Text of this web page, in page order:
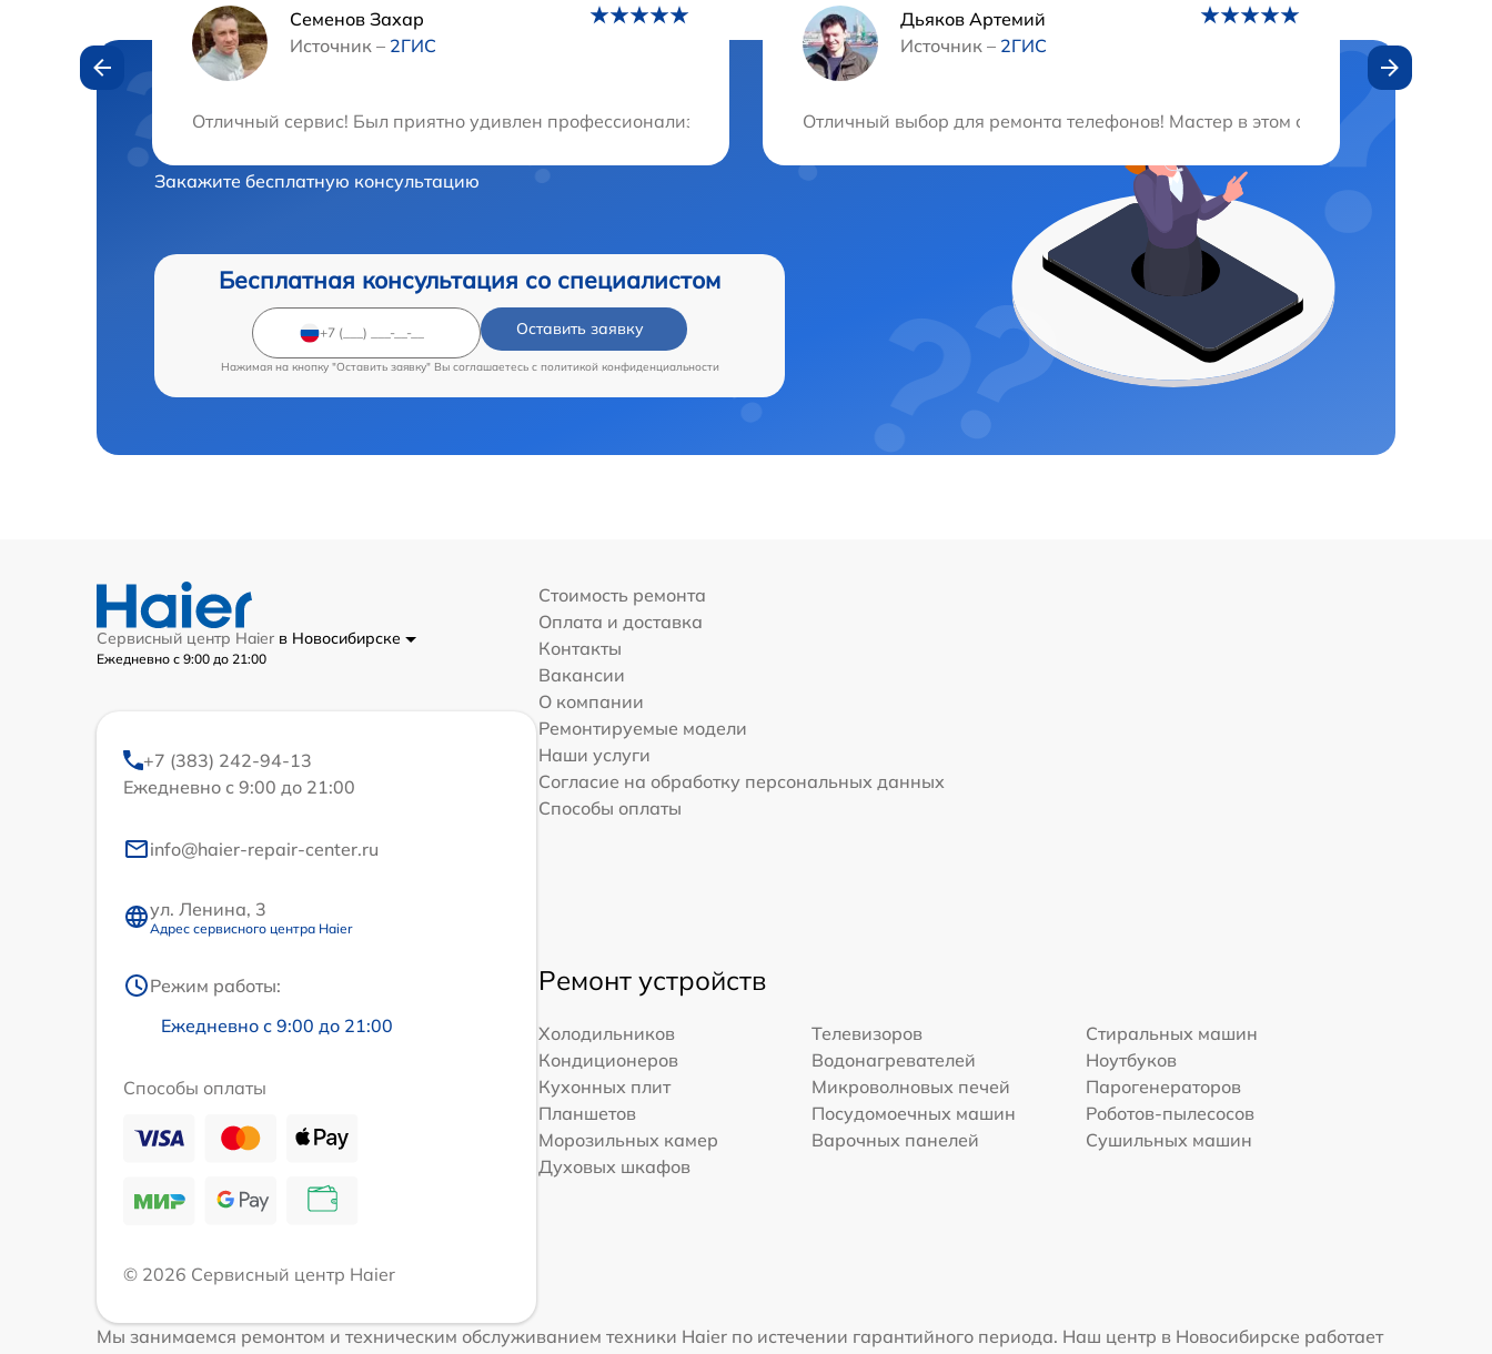
Семенов Захар
Источник – 2ГИС
Отличный сервис! Был приятно удивлен профессионализмом мастера, который пришел ко мне домой и оперативно починил мою сушильную
Дьяков Артемий
Источник – 2ГИС
Отличный выбор для ремонта телефонов! Мастер в этом сервисном центре
Нужна консультация?
Закажите бесплатную консультацию
Бесплатная консультация со специалистом
Оставить заявку
Нажимая на кнопку "Оставить заявку" Вы соглашаетесь c политикой конфиденциальности
Сервисный центр Haier в Новосибирске
Ежедневно с 9:00 до 21:00
+7 (383) 242-94-13
Ежедневно с 9:00 до 21:00
info@haier-repair-center.ru
ул. Ленина, 3
Адрес сервисного центра Haier
Режим работы:
Ежедневно с 9:00 до 21:00
Способы оплаты
© 2026 Сервисный центр Haier
Стоимость ремонта
Оплата и доставка
Контакты
Вакансии
О компании
Ремонтируемые модели
Наши услуги
Согласие на обработку персональных данных
Способы оплаты
Ремонт устройств
Холодильников Телевизоров
Стиральных машин
Кондиционеров
Водонагревателей
Ноутбуков
Кухонных плит
Микроволновых печей
Парогенераторов
Планшетов
Посудомоечных машин
Роботов-пылесосов
Морозильных камер
Варочных панелей
Сушильных машин
Духовых шкафов
Мы занимаемся ремонтом и техническим обслуживанием техники Haier по истечении гарантийного периода. Наш центр в Новосибирске работает